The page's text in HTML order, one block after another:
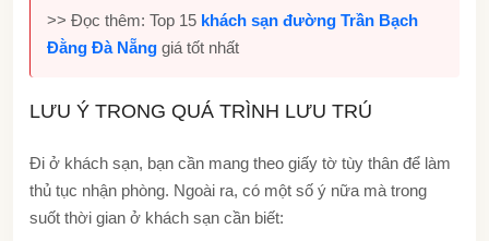
>> Đọc thêm: Top 15 khách sạn đường Trần Bạch
Đằng Đà Nẵng giá tốt nhất
LƯU Ý TRONG QUÁ TRÌNH LƯU TRÚ
Đi ở khách sạn, bạn cần mang theo giấy tờ tùy thân để làm
thủ tục nhận phòng. Ngoài ra, có một số ý nữa mà trong
suốt thời gian ở khách sạn cần biết: